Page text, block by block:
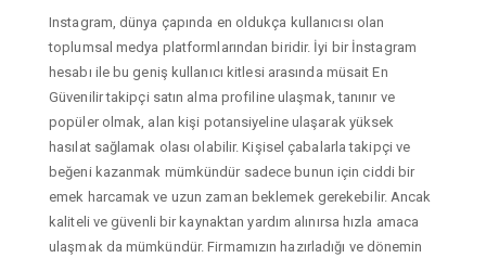
Instagram, dünya çapında en oldukça kullanıcısı olan
toplumsal medya platformlarından biridir. İyi bir İnstagram
hesabı ile bu geniş kullanıcı kitlesi arasında müsait En
Güvenilir takipçi satın alma profiline ulaşmak, tanınır ve
popüler olmak, alan kişi potansiyeline ulaşarak yüksek
hasılat sağlamak olası olabilir. Kişisel çabalarla takipçi ve
beğeni kazanmak mümkündür sadece bunun için ciddi bir
emek harcamak ve uzun zaman beklemek gerekebilir. Ancak
kaliteli ve güvenli bir kaynaktan yardım alınırsa hızla amaca
ulaşmak da mümkündür. Firmamızın hazırladığı ve dönemin